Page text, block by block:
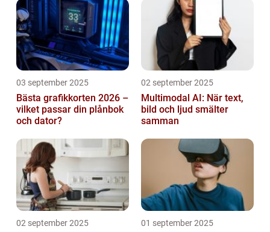
03 september 2025
Bästa grafikkorten 2026 –
vilket passar din plånbok
och dator?
02 september 2025
Multimodal AI: När text,
bild och ljud smälter
samman
02 september 2025 01 september 2025